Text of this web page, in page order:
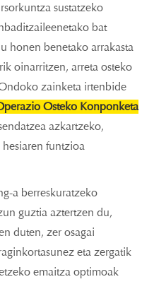
sustatzeko
bat
honen benetako arrakasta
oinarritzen, arreta osteko
zainketa irtenbide
Osteko Konponketa
azkartzeko,
funtzioa
a berreskuratzeko
guztia aztertzen du,
duten, zer osagai
eta zergatik
emaitza optimoak